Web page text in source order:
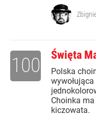
Święta
Polska
Choinka
kiczowata.
100